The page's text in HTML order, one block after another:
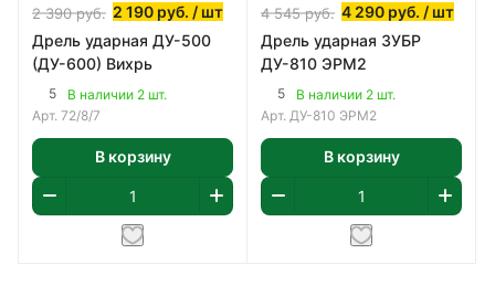
2 390руб. 2 190 руб. / шт
Дрель ударная ДУ-500
(ДУ-600) Вихрь
5
В наличии 2 шт.
Арт. 72/8/7
В корзину
4 545руб. 4 290 руб. / шт
Дрель ударная ЗУБР
ДУ-810 ЭРМ2
5
В наличии 2 шт.
Арт. ДУ-810 ЭРМ2
В корзину